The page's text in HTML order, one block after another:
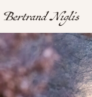
au
contenu
Aucun
Accueil
Présentation
Articles